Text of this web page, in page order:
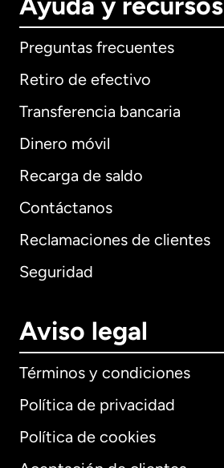
Preguntas frecuentes
Retiro de efectivo
Transferencia bancaria
Dinero móvil
Recarga de saldo
Contáctanos
Reclamaciones de clientes
Seguridad
Aviso legal
Términos y condiciones
Política de privacidad
Política de cookies